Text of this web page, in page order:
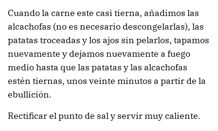
Cuando la carne este casi tierna, añadimos las
alcachofas (no es necesario descongelarlas), las
patatas troceadas y los ajos sin pelarlos, tapamos
nuevamente y dejamos nuevamente a fuego
medio hasta que las patatas y las alcachofas
estén tiernas, unos veinte minutos a partir de la
ebullición.
Rectificar el punto de sal y servir muy caliente.